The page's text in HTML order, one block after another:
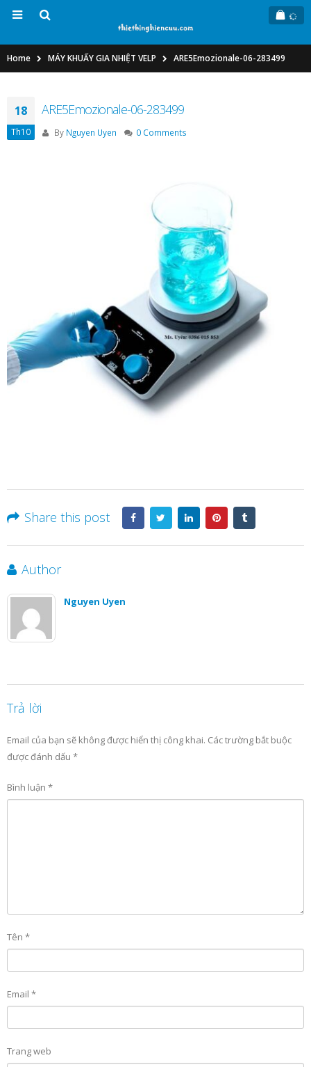
Home MÁY KHUẤY GIA NHIỆT VELP ARE5Emozionale-06-283499
18
Th10
ARE5Emozionale-06-283499
By Nguyen Uyen 0 Comments
Share this post
Author
Nguyen Uyen
Trả lời
Email của bạn sẽ không được hiển thị công khai. Các trường bắt buộc
được đánh dấu *
Bình luận *
Tên *
Email *
Trang web